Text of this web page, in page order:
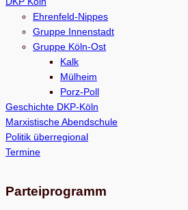
Ehrenfeld-Nippes
Gruppe Innenstadt
Gruppe Köln-Ost
Kalk
Mülheim
Porz-Poll
Geschichte DKP-Köln
Marxistische Abendschule
Politik überregional
Termine
Parteiprogramm